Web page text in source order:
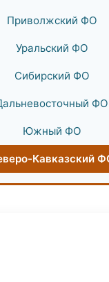
Приволжский ФО
Уральский ФО
Сибирский ФО
ФО
Южный ФО
Кавказский